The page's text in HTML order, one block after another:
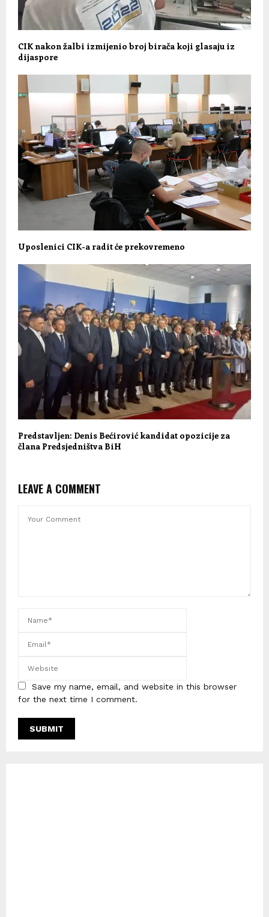
CIK nakon žalbi izmijenio broj birača koji glasaju iz
dijaspore
Uposlenici CIK-a radit će prekovremeno
Predstavljen: Denis Bećirović kandidat opozicije za
člana Predsjedništva BiH
LEAVE A COMMENT
Save my name, email, and website in this browser
for the next time I comment.